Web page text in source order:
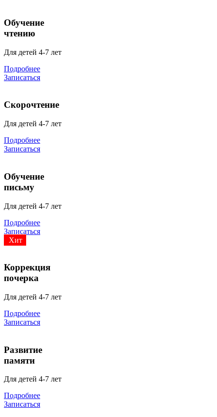
Обучение
чтению
Для детей 4-7 лет
Подробнее
Записаться
Скорочтение
Для детей 4-7 лет
Подробнее
Записаться
Обучение
письму
Для детей 4-7 лет
Подробнее
Записаться
Хит
Коррекция
почерка
Для детей 4-7 лет
Подробнее
Записаться
Развитие
памяти
Для детей 4-7 лет
Подробнее
Записаться